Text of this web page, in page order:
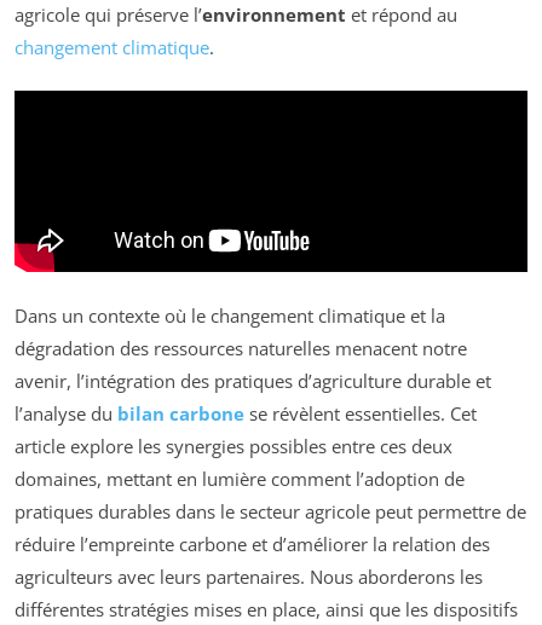
agricole qui préserve l’environnement et répond au
changement climatique.
Dans un contexte où le changement climatique et la
dégradation des ressources naturelles menacent notre
avenir, l’intégration des pratiques d’agriculture durable et
l’analyse du bilan carbone se révèlent essentielles. Cet
article explore les synergies possibles entre ces deux
domaines, mettant en lumière comment l’adoption de
pratiques durables dans le secteur agricole peut permettre de
réduire l’empreinte carbone et d’améliorer la relation des
agriculteurs avec leurs partenaires. Nous aborderons les
différentes stratégies mises en place, ainsi que les dispositifs